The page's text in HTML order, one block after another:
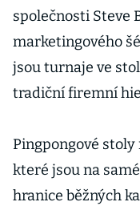
společnosti Steve
marketingového
jsou turnaje ve
tradiční firemní
Pingpongové
které jsou na
hranice běžných